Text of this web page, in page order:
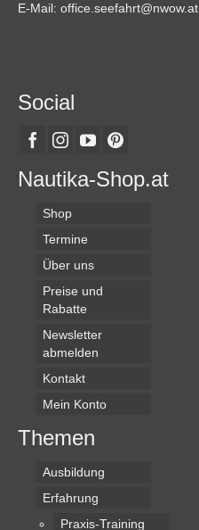
E-Mail: office.seefahrt@nwow.at
Social
Nautika-Shop.at
Shop
Termine
Über uns
Preise und
Rabatte
Newsletter
abmelden
Kontakt
Mein Konto
Themen
Ausbildung
Erfahrung
Praxis-Training